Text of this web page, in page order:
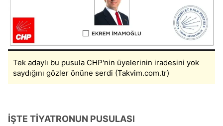
Tek adaylı bu pusula CHP'nin üyelerinin iradesini yok
saydığını gözler önüne serdi (Takvim.com.tr)
İŞTE TİYATRONUN PUSULASI